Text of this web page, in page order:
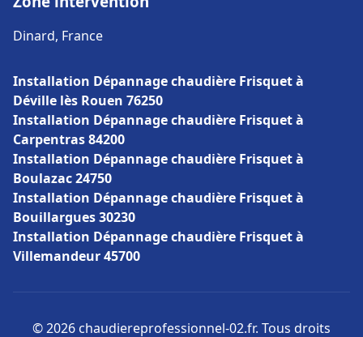
Dinard, France
Installation Dépannage chaudière Frisquet à
Déville lès Rouen 76250
Installation Dépannage chaudière Frisquet à
Carpentras 84200
Installation Dépannage chaudière Frisquet à
Boulazac 24750
Installation Dépannage chaudière Frisquet à
Bouillargues 30230
Installation Dépannage chaudière Frisquet à
Villemandeur 45700
© 2026 chaudiereprofessionnel-02.fr. Tous droits